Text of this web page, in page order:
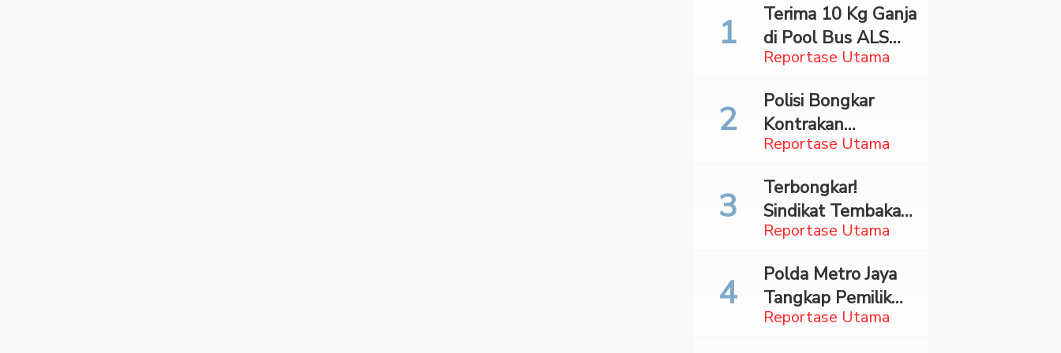
Reportase Utama
Terima 10 Kg Ganja
di Pool Bus ALS
Surabaya,
Madina Ditangkap
Bareskrim
Reportase Utama
Polisi Bongkar
Kontrakan
Penyimpan 27,96
Reportase Utama
Terbongkar!
Sindikat Tembakau
Sintetis Bermodus
di Jaksel
Reportase Utama
Polda Metro Jaya
Tangkap Pemilik
Akun TikTok